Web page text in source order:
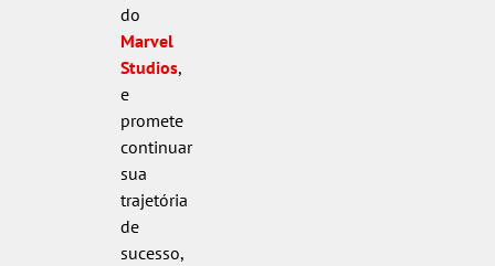
do
Marvel
Studios,
e
promete
continuar
sua
trajetória
de
sucesso,